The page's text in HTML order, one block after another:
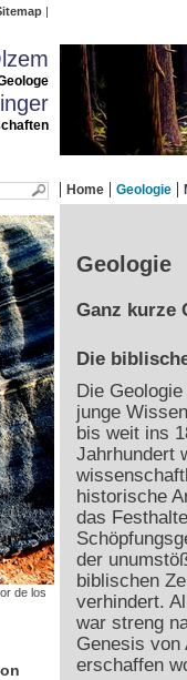
Home Geologie
de los
Geologie
Ganz kurze
Die
Die
junge
bis weit ins
Jahrhundert
historische
das
der
biblischen
verhindert.
war streng
Genesis von
erschaffen